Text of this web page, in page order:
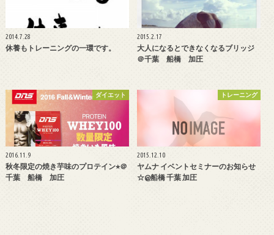
2014.7.28
休養もトレーニングの一環です。
2015.2.17
大人になるとできなくなるブリッジ
＠千葉 船橋 加圧
ダイエット
2016.11.9
秋冬限定の焼き芋味のプロテイン⭐︎＠
千葉 船橋 加圧
トレーニング
2015.12.10
ヤムナ イベントセミナーのお知らせ
☆@船橋 千葉 加圧